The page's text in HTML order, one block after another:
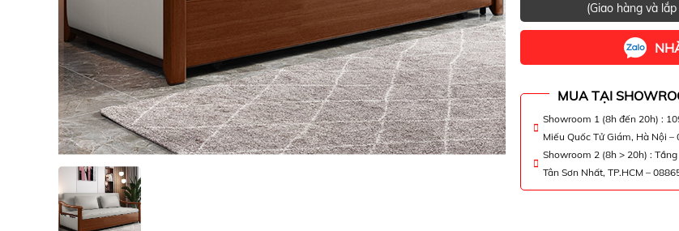
(Giao hàng và
MUA TẠI
Showroom 1 (8h đến 20h) :
Miếu Quốc Tử Giám, Hà Nội –
Showroom 2 (8h > 20h) :
Tân Sơn Nhất, TP.HCM –